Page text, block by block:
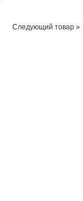
Следующий товар »